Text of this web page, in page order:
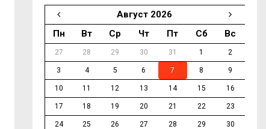
Август 2026
Пн
Вт Ср Чт Пт Сб Вс
27 28 29 30 31 1 2
3 4 5 6 7 8 9
10 11 12 13 14 15 16
17 18 19 20 21 22 23
24 25 26 27 28 29 30